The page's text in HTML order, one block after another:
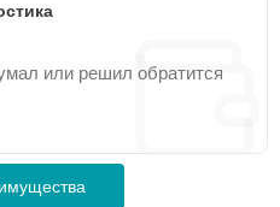
или решил обратится